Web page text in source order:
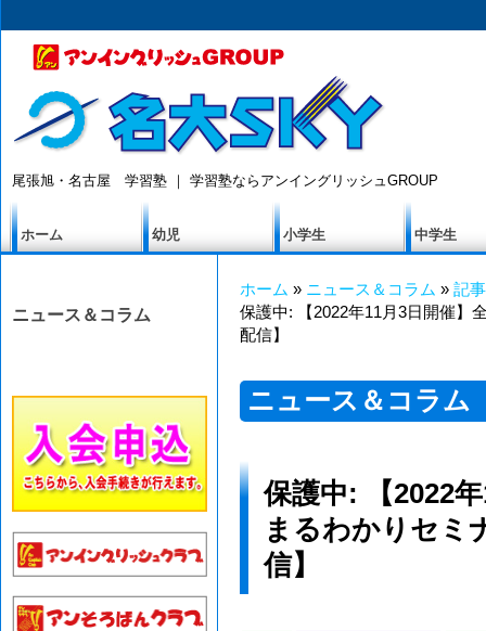
尾張旭・名古屋 学習塾 ｜ 学習塾ならアンイングリッシュGROUP
ホーム 幼児 小学生 中学生
ニュース＆コラム
ホーム » ニュース＆コラム » 記
保護中: 【2022年11月3日開催】
配信】
ニュース＆コラム
保護中: 【2022
まるわかりセミ
信】